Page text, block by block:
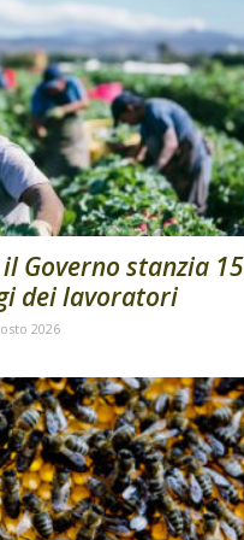
Governo stanzia
dei lavoratori
2026